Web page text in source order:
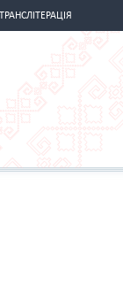
ТРАНСЛІТЕРАЦІЯ